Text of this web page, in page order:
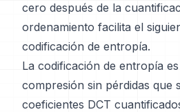
cero después de la
ordenamiento facilita el
codificación de entropía.
La codificación de entropía
compresión sin pérdidas que
coeficientes DCT